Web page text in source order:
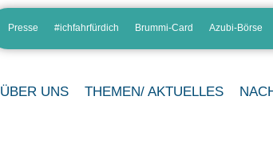
Presse #ichfahrfürdich Brummi-Card Azubi-Börse
ÜBER UNS THEMEN/ AKTUELLES